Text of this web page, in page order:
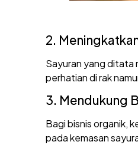
2.
Sayuran yang ditata
perhatian di rak
3. Mendukung
Bagi bisnis organik,
pada kemasan